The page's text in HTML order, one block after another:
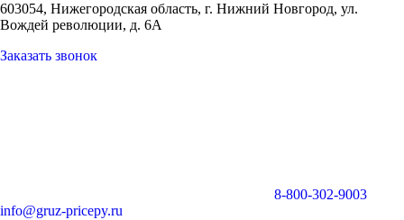
603054, Нижегородская область, г. Нижний Новгород, ул.
Вождей революции, д. 6А
Заказать звонок
8-800-302-9003
info@gruz-pricepy.ru